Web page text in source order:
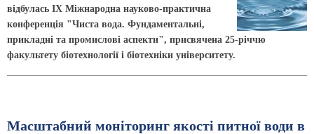
відбулась IХ Міжнародна науково-практична
конференція "Чиста вода. Фундаментальні,
прикладні та промислові аспекти", присвячена 25-річчю
факультету біотехнології і біотехніки університету.
Масштабний моніторинг якості питної води в